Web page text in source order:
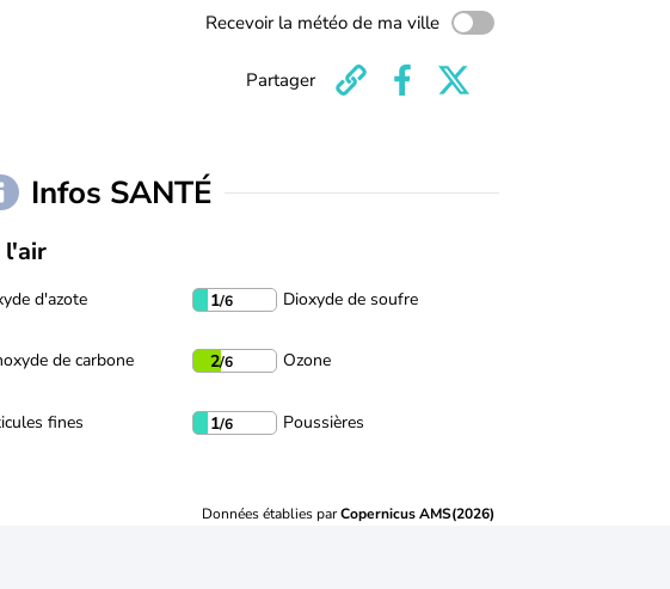
Recevoir la météo de ma ville
Partager
Infos SANTÉ
l'air
d'azote 1/6 Dioxyde de soufre
de carbone 2/6 Ozone
fines 1/6 Poussières
Données établies parCopernicus AMS(2026)